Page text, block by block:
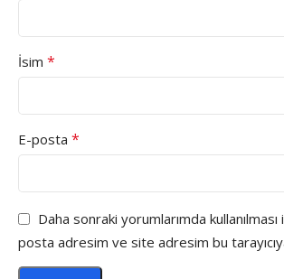
İsim *
E-posta *
Daha sonraki yorumlarımda kullanılması
posta adresim ve site adresim bu